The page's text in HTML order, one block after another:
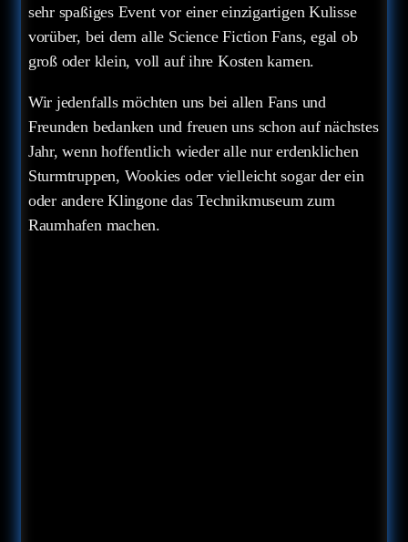
sehr spaßiges Event vor einer einzigartigen Kulisse
vorüber, bei dem alle Science Fiction Fans, egal ob
groß oder klein, voll auf ihre Kosten kamen.
Wir jedenfalls möchten uns bei allen Fans und
Freunden bedanken und freuen uns schon auf nächstes
Jahr, wenn hoffentlich wieder alle nur erdenklichen
Sturmtruppen, Wookies oder vielleicht sogar der ein
oder andere Klingone das Technikmuseum zum
Raumhafen machen.